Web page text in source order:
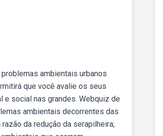
ambientais urbanos
que você avalie os seus
social nas grandes. Webquiz de
ambientais decorrentes das
da redução da serapilheira;